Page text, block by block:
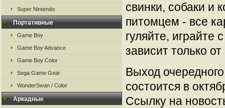
Super Nintendo
Портативные
Game Boy
Game Boy Advance
Game Boy Color
Sega Game Gear
WonderSwan / Color
Аркадные
свинки, собаки и
питомцем - все
гуляйте, играйте
зависит только
Выход
состоится в
Ссылку на